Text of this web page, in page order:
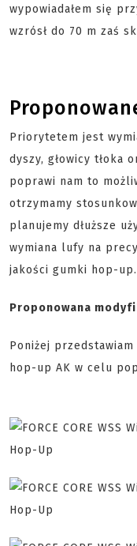
wypowiadałem się
wzrósł do 70 m zaś
Priorytetem jest
dyszy, głowicy tłoka
poprawi nam to
otrzymamy
planujemy dłuższe
wymiana lufy na
jakości gumki hop-up.
Proponowana
Poniżej
hop-up AK w celu